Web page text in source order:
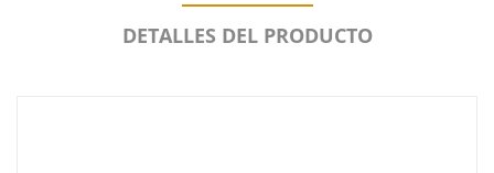
DETALLES DEL PRODUCTO